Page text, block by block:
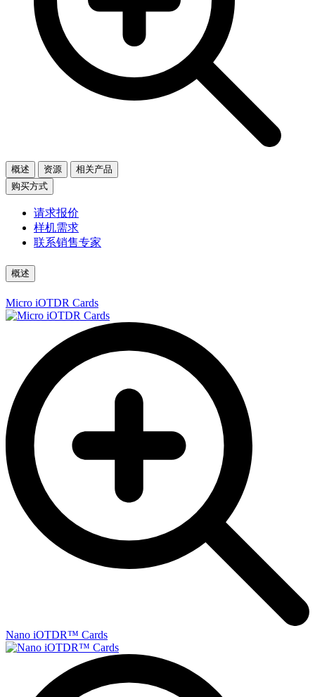
概述 资源
相关产品
购买方式
请求报价
样机需求
联系销售专家
概述
Micro iOTDR Cards
Nano iOTDR™ Cards